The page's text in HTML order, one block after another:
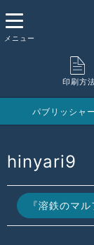
印刷方
パブリッシャー
hinyari9
『溶鉄のマル